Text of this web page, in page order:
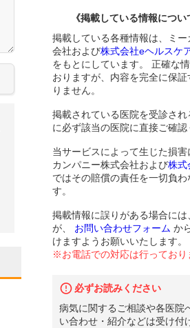
《掲載している情報につい
掲載している各種情報は、ミ
会社および株式会社eヘルスケ
をもとにしています。 正確な
おりますが、内容を完全に保
りません。
掲載されている医院を受診さ
に必ず該当の医院に直接ご確認
当サービスによって生じた損
カンパニー株式会社および株式
ではその賠償の責任を一切負わ
す。
掲載情報に誤りがある場合には
が、
お問い合わせフォーム か
けますようお願いいたします。
※お電話での対応は行っており
必ずお読みください
病気に関するご相談や各医院
い合わせ・紹介などは受け付